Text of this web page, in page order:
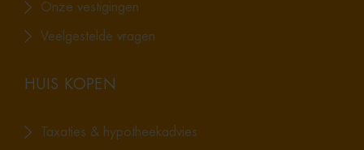
Onze vestigingen
Veelgestelde vragen
HUIS KOPEN
Taxaties & hypotheekadvies